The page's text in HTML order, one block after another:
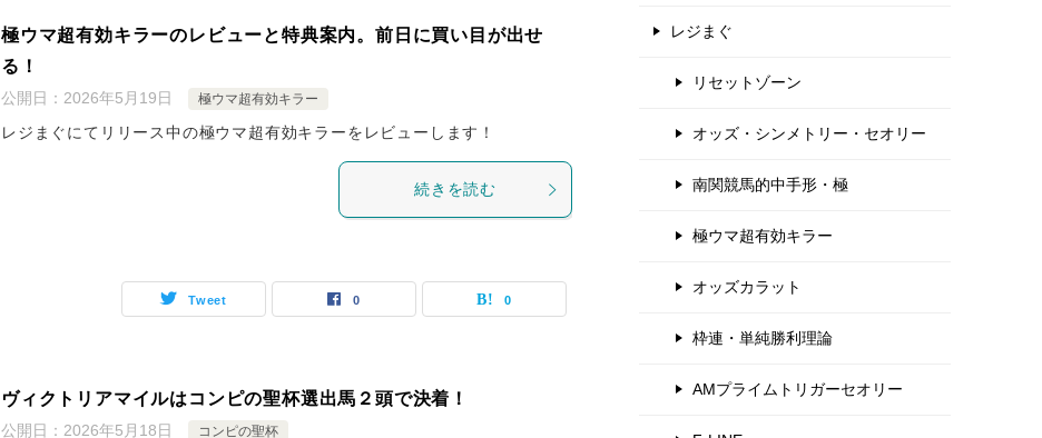
極ウマ超有効キラーのレビューと特典案内。前日に買い目が出せ
る！
公開日： 2026年5月19日 極ウマ超有効キラー
レジまぐにてリリース中の極ウマ超有効キラーをレビューします！
続きを読む
Tweet 0 0
ヴィクトリアマイルはコンピの聖杯選出馬２頭で決着！
公開日： 2026年5月18日 コンピの聖杯
レジまぐ
リセットゾーン
オッズ・シンメトリー・セオリー
南関競馬的中手形・極
極ウマ超有効キラー
オッズカラット
枠連・単純勝利理論
AMプライムトリガーセオリー